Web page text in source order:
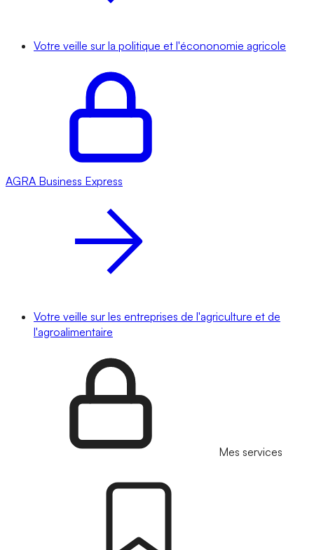
Votre veille sur la politique et l'écononomie agricole
AGRA Business Express
Votre veille sur les entreprises de l'agriculture et de
l'agroalimentaire
Mes services